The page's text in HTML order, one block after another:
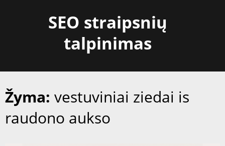
SEO straipsnių
talpinimas
Žyma: vestuviniai ziedai is
raudono aukso